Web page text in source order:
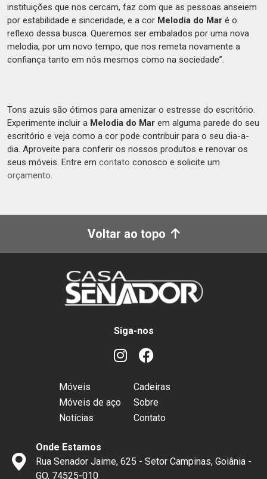
instituições que nos cercam, faz com que as pessoas anseiem
por estabilidade e sinceridade, e a cor Melodia do Mar é o
reflexo dessa busca. Queremos ser embalados por uma nova
melodia, por um novo tempo, que nos remeta novamente a
confiança tanto em nós mesmos como na sociedade”.
Tons azuis são ótimos para amenizar o estresse do escritório.
Experimente incluir a Melodia do Mar em alguma parede do seu
escritório e veja como a cor pode contribuir para o seu dia-a-
dia. Aproveite para conferir os nossos produtos e renovar os
seus móveis. Entre em contato conosco e solicite um
orçamento.
Voltar ao topo
Siga-nos
Móveis
Cadeiras
Móveis de aço
Sobre
Notícias
Contato
Onde Estamos
Rua Senador Jaime, 625 - Setor Campinas, Goiânia -
GO, 74525-010